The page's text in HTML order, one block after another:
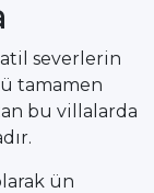
severlerin
tamamen
bu villalarda
ün